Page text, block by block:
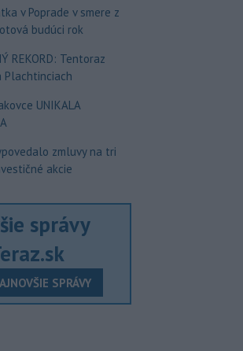
v Poprade v smere z
budúci rok
REKORD: Tentoraz
Plachtinciach
UNIKALA
zmluvy na tri
akcie
správy
SPRÁVY